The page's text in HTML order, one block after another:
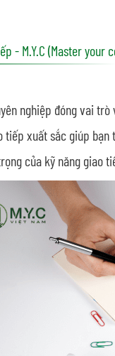
- M.Y.C (Master your
nghiệp đóng vai
tiếp xuất sắc giúp
của kỹ năng giao